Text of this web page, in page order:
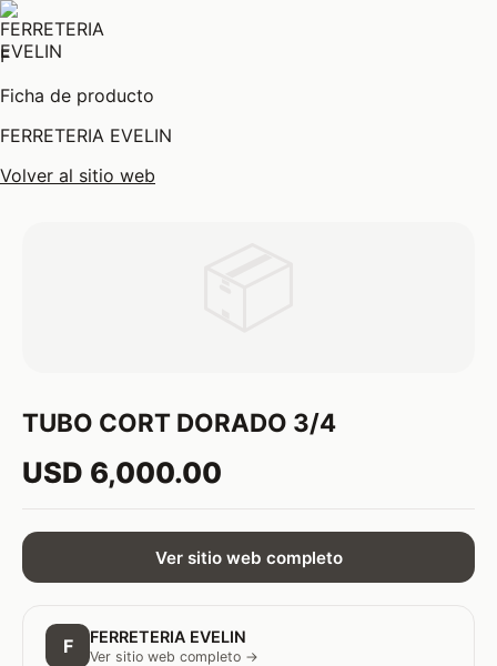
F
Ficha de producto
FERRETERIA EVELIN
Volver al sitio web
TUBO CORT DORADO 3/4
USD 6,000.00
Ver sitio web completo
F FERRETERIA EVELIN
Ver sitio web completo →